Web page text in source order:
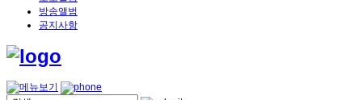
방송앨범
공지사항